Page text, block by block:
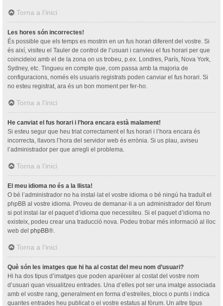
Torna a l’inici
Les hores són incorrectes!
És possible que els temps es mostrin en un fus horari diferent del vostre. Si
és així, visiteu el Tauler de control de l’usuari i canvieu el fus horari per que
coincideixi amb el de la zona on us trobeu, p.ex. Londres, París, Nova York,
Sydney, etc. Tingueu en compte que, com passa amb la majoria de
configuracions, només els usuaris registrats poden canviar el fus horari. Si
no esteu registrat, ara és un bon moment per fer-ho.
Torna a l’inici
He canviat el fus horari i l’hora encara està malament!
Si esteu segur que heu triat correctament el fus horari i l’hora encara és
incorrecta, llavors l’hora del servidor web és errònia. Si us plau, aviseu
l’administrador per que arregli el problema.
Torna a l’inici
El meu idioma no és a la llista!
O bé l’administrador no ha instal·lat el vostre idioma o bé ningú ha traduït el
phpBB al vostre idioma. Proveu de demanar-li a un administrador del fòrum
si pot instal·lar el paquet d’idioma que necessiteu. Si el paquet d’idioma no
existeix, podeu crear una traducció nova. Podeu trobar més informació al lloc
web del phpBB®.
Torna a l’inici
Què són les imatges que hi ha al costat del meu nom d’usuari?
Hi ha dos tipus d’imatges que poden aparèixer al costat del vostre nom
d’usuari quan visualitzeu entrades. Una d’elles pot ser una imatge associada
amb el vostre rang, generalment en forma d’estrelles, blocs o punts i indica
quantes entrades heu publicat o el vostre estatus al fòrum. Un altre tipus